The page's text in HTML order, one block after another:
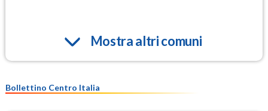
Mostra altri comuni
Bollettino Centro Italia